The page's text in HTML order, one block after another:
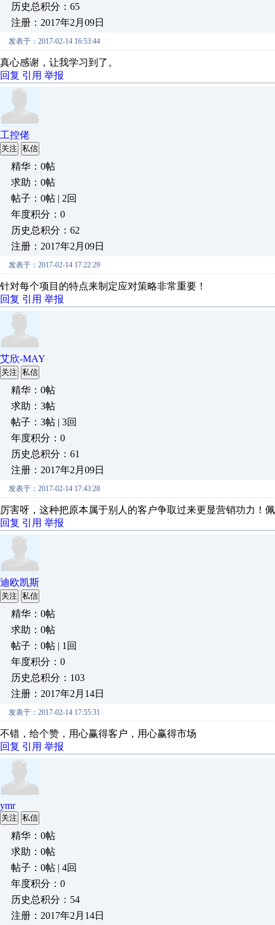
历史总积分：65
注册：2017年2月09日
发表于：2017-02-14 16:53:44
真心感谢，让我学习到了。
回复 引用 举报
工控佬
关注 私信
精华：0帖
求助：0帖
帖子：0帖 | 2回
年度积分：0
历史总积分：62
注册：2017年2月09日
发表于：2017-02-14 17:22:29
针对每个项目的特点来制定应对策略非常重要！
回复 引用 举报
艾欣-MAY
关注 私信
精华：0帖
求助：3帖
帖子：3帖 | 3回
年度积分：0
历史总积分：61
注册：2017年2月09日
发表于：2017-02-14 17:43:28
厉害呀，这种把原本属于别人的客户争取过来更显营销功力！
回复 引用 举报
迪欧凯斯
关注 私信
精华：0帖
求助：0帖
帖子：0帖 | 1回
年度积分：0
历史总积分：103
注册：2017年2月14日
发表于：2017-02-14 17:55:31
不错，给个赞，用心赢得客户，用心赢得市场
回复 引用 举报
ymr
关注 私信
精华：0帖
求助：0帖
帖子：0帖 | 4回
年度积分：0
历史总积分：54
注册：2017年2月14日